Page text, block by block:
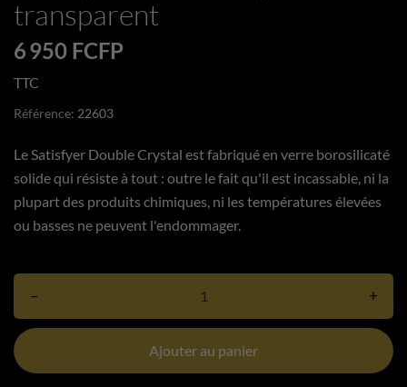
transparent
6 950 FCFP
TTC
Référence: 22603
Le Satisfyer Double Crystal est fabriqué en verre borosilicaté
solide qui résiste à tout : outre le fait qu'il est incassable, ni la
plupart des produits chimiques, ni les températures élevées
ou basses ne peuvent l'endommager.
– +
Ajouter au panier